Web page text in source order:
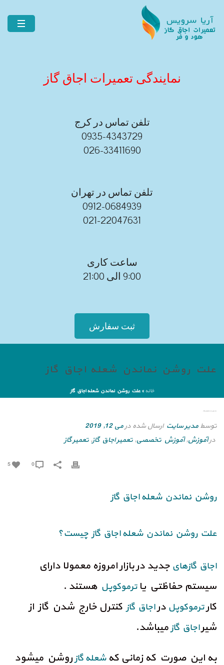
نمایندگی تعمیرات اجاق گاز
تلفن تماس در کرج
0935-4343729
026-33411690
تلفن تماس در تهران
0912-0684939
021-22047631
ساعت کاری
9:00 الی 21:00
ثبت سفارش
علت روشن نماندن شعله اجاق گاز
خانه » علت روشن نماندن شعله اجاق گاز
علت روشن نماندن شعله اجاق گاز
توسطمدیر سایت ارسال شده درمی 12, 2019
درآموزش,آموزش تخصصی,تعمیر اجاق گاز,تعمیر گاز
5
روشن نماندن شعله اجاق گاز
علت روشن نماندن شعله اجاق گاز چیست؟
اجاق گازهای جدید در بازار امروزه معمولا دارای
سیستم حفاظتی یاترموکوپل هستند .
کارترموکوپل دراجاق گاز کنترل خارج شدن گاز از
شیراجاق گازمیباشد.
به این صورت که زمانی کهشعله گازروشن میشود